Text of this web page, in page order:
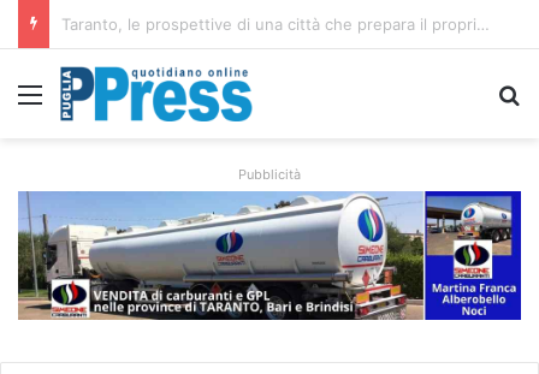
La costa di Taranto, dalle isole Cheradi ai percorsi dello Ionio
Menu
Pubblicità